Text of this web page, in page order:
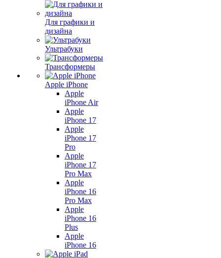
Для графики и
дизайна
Ультрабуки
Трансформеры
Apple iPhone
Apple
iPhone Air
Apple
iPhone 17
Apple
iPhone 17
Pro
Apple
iPhone 17
Pro Max
Apple
iPhone 16
Pro Max
Apple
iPhone 16
Plus
Apple
iPhone 16